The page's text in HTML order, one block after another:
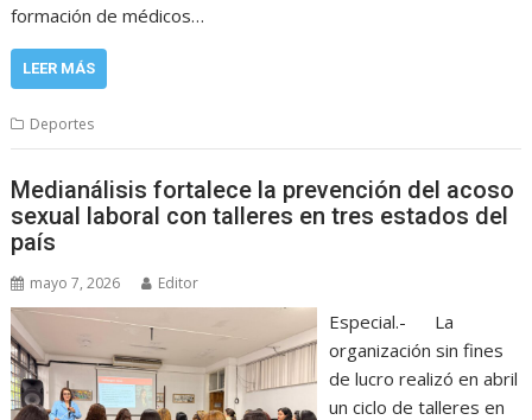
formación de médicos…
LEER MÁS
Deportes
Medianálisis fortalece la prevención del acoso
sexual laboral con talleres en tres estados del
país
mayo 7, 2026 Editor
Especial.- La
organización sin fines
de lucro realizó en abril
un ciclo de talleres en